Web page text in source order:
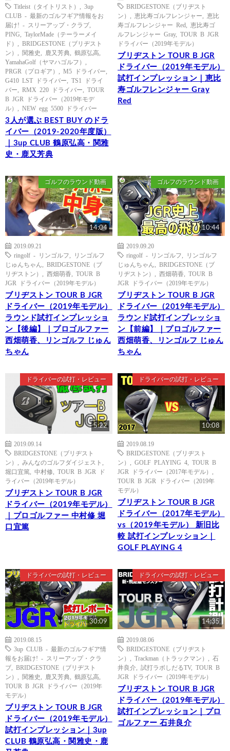
Titleist（タイトリスト）
3up
CLUB - 最新のゴルフギア情報をお
届け! - スリーアップ・クラブ
PING
TaylorMade（テーラーメイ
ド）
BRIDGESTONE（ブリヂスト
ン）
関雅史 鹿又芳典 鶴原弘高
YamahaGolf（ヤマハゴルフ）
PRGR（プロギア）
M5 ドライバー
G410 LST ドライバー
TS1 ドライ
バー
RMX 220 ドライバー
TOUR
B JGR ドライバー（2019年モデ
ル）
NEW egg 5500 ドライバー
3人が選ぶ BEST BUY のドラ
イバー（2019-2020年度版）
｜3up CLUB 鶴原弘高・関雅
史・鹿又芳典
BRIDGESTONE（ブリヂスト
ン）
恵比寿ゴルフレンジャー
恵比
寿ゴルフレンジャー Red
恵比寿ゴ
ルフレンジャー Gray, TOUR B JGR
ドライバー（2019年モデル）
ブリヂストン TOUR B JGR
ドライバー（2019年モデル）
試打インプレッション｜恵比
寿ゴルフレンジャー Gray
Red
ゴルフのラウンド動画
14:04
2019.09.21
ringolf - リンゴルフ
リンゴルフ
じゅんちゃん
BRIDGESTONE（ブ
リヂストン）
西畑萌香
TOUR B
JGR ドライバー（2019年モデル）
ブリヂストン TOUR B JGR
ドライバー（2019年モデル）
ラウンド試打インプレッショ
ン【後編】｜プロゴルファー
西畑萌香、リンゴルフ じゅん
ちゃん
ゴルフのラウンド動画
10:44
2019.09.20
ringolf - リンゴルフ
リンゴルフ
じゅんちゃん
BRIDGESTONE（ブ
リヂストン）
西畑萌香
TOUR B
JGR ドライバー（2019年モデル）
ブリヂストン TOUR B JGR
ドライバー（2019年モデル）
ラウンド試打インプレッショ
ン【前編】｜プロゴルファー
西畑萌香、リンゴルフ じゅん
ちゃん
ドライバーの試打・レビュー
5:22
2019.09.14
BRIDGESTONE（ブリヂスト
ン）
みんなのゴルフダイジェスト
堀口宜篤
中村修
TOUR B JGR ド
ライバー（2019年モデル）
ブリヂストン TOUR B JGR
ドライバー（2019年モデル）
｜プロゴルファー 中村修 堀
口宜篤
ドライバーの試打・レビュー
10:08
2019.08.19
BRIDGESTONE（ブリヂスト
ン）
GOLF PLAYING 4
TOUR B
JGR ドライバー（2017年モデル）
TOUR B JGR ドライバー（2019年
モデル）
ブリヂストン TOUR B JGR
ドライバー（2017年モデル）
vs（2019年モデル） 新旧比
較 試打インプレッション｜
GOLF PLAYING 4
ドライバーの試打・レビュー
30:09
2019.08.15
3up CLUB - 最新のゴルフギア情
報をお届け! - スリーアップ・クラ
ブ
BRIDGESTONE（ブリヂスト
ン）
関雅史 鹿又芳典 鶴原弘高
TOUR B JGR ドライバー（2019年
モデル）
ブリヂストン TOUR B JGR
ドライバー（2019年モデル）
試打インプレッション｜3up
CLUB 鶴原弘高・関雅史・鹿
ドライバーの試打・レビュー
14:35
2019.08.06
BRIDGESTONE（ブリヂスト
ン）
Trackman（トラックマン）
石
井良介
試打ラボしだるTV, TOUR B
JGR ドライバー（2019年モデル）
ブリヂストン TOUR B JGR
ドライバー（2019年モデル）
試打インプレッション｜プロ
ゴルファー 石井良介